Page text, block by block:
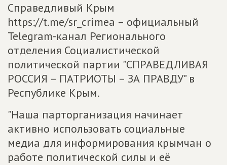
Справедливый Крым
https://t.me/sr_crimea – официальный
Telegram-канал Регионального
отделения Социалистической
политической партии "СПРАВЕДЛИВАЯ
РОССИЯ – ПАТРИОТЫ – ЗА ПРАВДУ" в
Республике Крым.
"Наша парторганизация начинает
активно использовать социальные
медиа для информирования крымчан о
работе политической силы и её